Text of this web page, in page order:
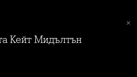
Кейт Мидълтън